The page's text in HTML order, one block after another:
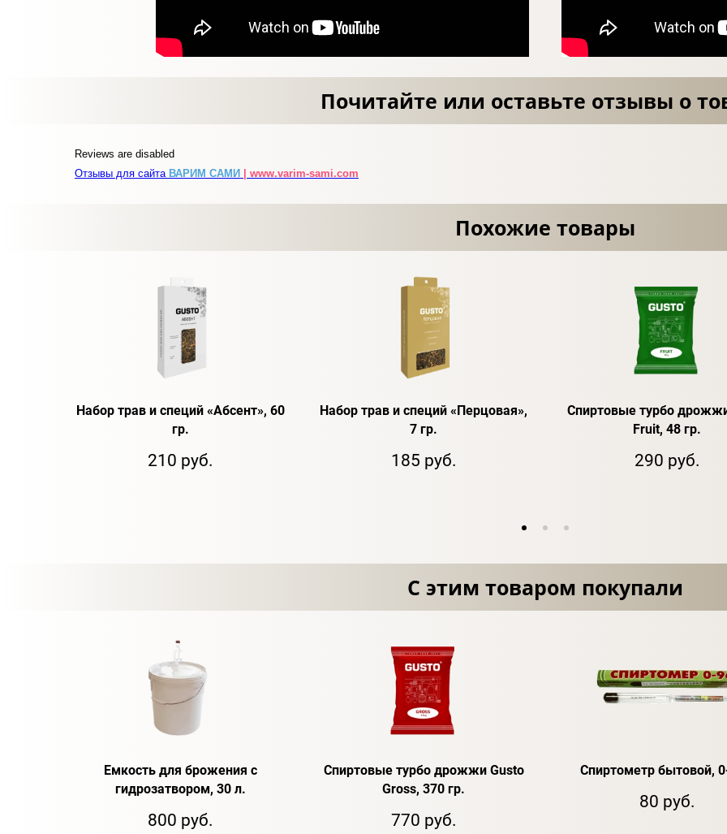
Почитайте или оставьте отзывы о
Reviews are disabled
Отзывы для сайта ВАРИМ САМИ | www.varim-sami.com
Похожие товары
Набор трав и специй «Абсент», 60
гр.
210 руб.
Набор трав и специй «Перцовая»,
7 гр.
185 руб.
Спиртовые турбо
Fruit, 48 гр.
290 руб.
С этим товаром покупали
Емкость для брожения с
гидрозатвором, 30 л.
800 руб.
Спиртовые турбо дрожжи Gusto
Gross, 370 гр.
770 руб.
Спиртометр бытовой,
80 руб.